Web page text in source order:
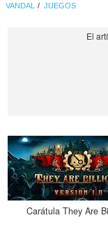
VANDAL JUEGOS
Carátula They Are